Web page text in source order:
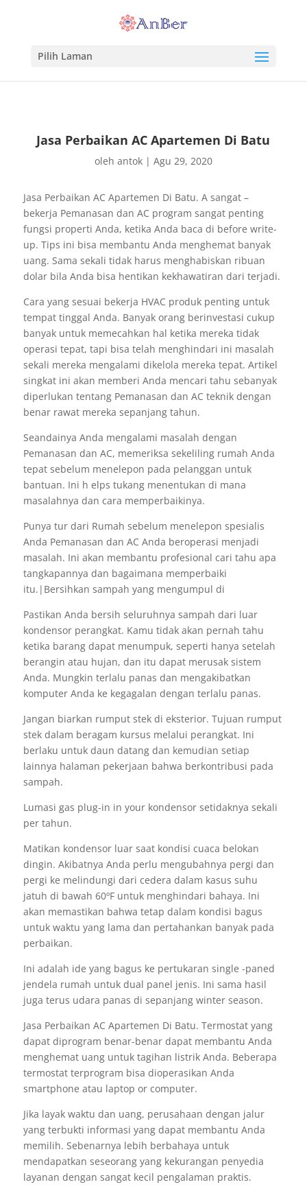
Pilih Laman
Jasa Perbaikan AC Apartemen Di Batu
oleh antok| Agu 29, 2020
Jasa Perbaikan AC Apartemen Di Batu. A sangat –
bekerja Pemanasan dan AC program sangat penting
fungsi properti Anda, ketika Anda baca di before write-
up. Tips ini bisa membantu Anda menghemat banyak
uang. Sama sekali tidak harus menghabiskan ribuan
dolar bila Anda bisa hentikan kekhawatiran dari terjadi.
Cara yang sesuai bekerja HVAC produk penting untuk
tempat tinggal Anda. Banyak orang berinvestasi cukup
banyak untuk memecahkan hal ketika mereka tidak
operasi tepat, tapi bisa telah menghindari ini masalah
sekali mereka mengalami dikelola mereka tepat. Artikel
singkat ini akan memberi Anda mencari tahu sebanyak
diperlukan tentang Pemanasan dan AC teknik dengan
benar rawat mereka sepanjang tahun.
Seandainya Anda mengalami masalah dengan
Pemanasan dan AC, memeriksa sekeliling rumah Anda
tepat sebelum menelepon pada pelanggan untuk
bantuan. Ini h elps tukang menentukan di mana
masalahnya dan cara memperbaikinya.
Punya tur dari Rumah sebelum menelepon spesialis
Anda Pemanasan dan AC Anda beroperasi menjadi
masalah. Ini akan membantu profesional cari tahu apa
tangkapannya dan bagaimana memperbaiki
itu.|Bersihkan sampah yang mengumpul di
Pastikan Anda bersih seluruhnya sampah dari luar
kondensor perangkat. Kamu tidak akan pernah tahu
ketika barang dapat menumpuk, seperti hanya setelah
berangin atau hujan, dan itu dapat merusak sistem
Anda. Mungkin terlalu panas dan mengakibatkan
komputer Anda ke kegagalan dengan terlalu panas.
Jangan biarkan rumput stek di eksterior. Tujuan rumput
stek dalam beragam kursus melalui perangkat. Ini
berlaku untuk daun datang dan kemudian setiap
lainnya halaman pekerjaan bahwa berkontribusi pada
sampah.
Lumasi gas plug-in in your kondensor setidaknya sekali
per tahun.
Matikan kondensor luar saat kondisi cuaca belokan
dingin. Akibatnya Anda perlu mengubahnya pergi dan
pergi ke melindungi dari cedera dalam kasus suhu
jatuh di bawah 60ºF untuk menghindari bahaya. Ini
akan memastikan bahwa tetap dalam kondisi bagus
untuk waktu yang lama dan pertahankan banyak pada
perbaikan.
Ini adalah ide yang bagus ke pertukaran single -paned
jendela rumah untuk dual panel jenis. Ini sama hasil
juga terus udara panas di sepanjang winter season.
Jasa Perbaikan AC Apartemen Di Batu. Termostat yang
dapat diprogram benar-benar dapat membantu Anda
menghemat uang untuk tagihan listrik Anda. Beberapa
termostat terprogram bisa dioperasikan Anda
smartphone atau laptop or computer.
Jika layak waktu dan uang, perusahaan dengan jalur
yang terbukti informasi yang dapat membantu Anda
memilih. Sebenarnya lebih berbahaya untuk
mendapatkan seseorang yang kekurangan penyedia
layanan dengan sangat kecil pengalaman praktis.